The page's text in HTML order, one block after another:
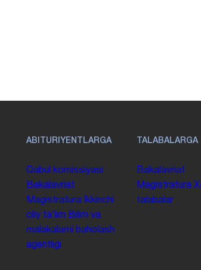
ABITURIYENTLARGA
Qabul komissiyasi
Bakalavriat
Magistratura
Ikkinchi
oliy taʼlim Bilim va
malakalarni baholash
agentligi
TALABALARGA
Bakalavriat
Magistratura
talabalar